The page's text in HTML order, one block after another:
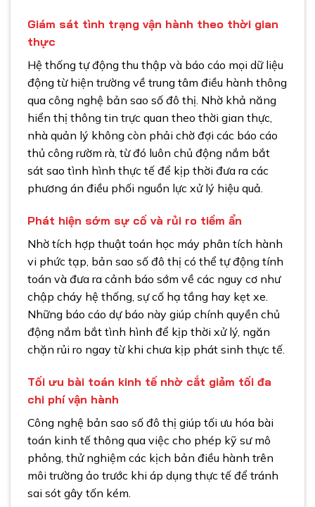
Giám sát tình trạng vận hành theo thời gian
thực
Hệ thống tự động thu thập và báo cáo mọi dữ liệu
động từ hiện trường về trung tâm điều hành thông
qua công nghệ bản sao số đô thị. Nhờ khả năng
hiển thị thông tin trực quan theo thời gian thực,
nhà quản lý không còn phải chờ đợi các báo cáo
thủ công rườm rà, từ đó luôn chủ động nắm bắt
sát sao tình hình thực tế để kịp thời đưa ra các
phương án điều phối nguồn lực xử lý hiệu quả.
Phát hiện sớm sự cố và rủi ro tiềm ẩn
Nhờ tích hợp thuật toán học máy phân tích hành
vi phức tạp, bản sao số đô thị có thể tự động tính
toán và đưa ra cảnh báo sớm về các nguy cơ như
chập cháy hệ thống, sự cố hạ tầng hay kẹt xe.
Những báo cáo dự báo này giúp chính quyền chủ
động nắm bắt tình hình để kịp thời xử lý, ngăn
chặn rủi ro ngay từ khi chưa kịp phát sinh thực tế.
Tối ưu bài toán kinh tế nhờ cắt giảm tối đa
chi phí vận hành
Công nghệ bản sao số đô thị giúp tối ưu hóa bài
toán kinh tế thông qua việc cho phép kỹ sư mô
phỏng, thử nghiệm các kịch bản điều hành trên
môi trường ảo trước khi áp dụng thực tế để tránh
sai sót gây tốn kém.